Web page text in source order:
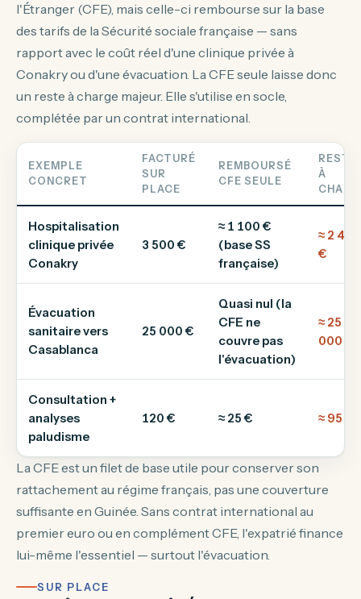
l'Étranger (CFE), mais celle-ci rembourse sur la base
des tarifs de la Sécurité sociale française — sans
rapport avec le coût réel d'une clinique privée à
Conakry ou d'une évacuation. La CFE seule laisse donc
un reste à charge majeur. Elle s'utilise en socle,
complétée par un contrat international.
EXEMPLE
CONCRET
FACTURÉ
SUR
PLACE
REMBOURSÉ
CFE SEULE
RESTE
À
Hospitalisation
clinique privée
Conakry
3 500 €
≈ 1 100 €
(base SS
française)
≈ 2 400
€
Évacuation
sanitaire vers
Casablanca
25 000 €
Quasi nul (la
CFE ne
couvre pas
l'évacuation)
≈ 25
000 €
Consultation +
analyses
paludisme
120 € ≈ 25 € ≈ 95 €
La CFE est un filet de base utile pour conserver son
rattachement au régime français, pas une couverture
suffisante en Guinée. Sans contrat international au
premier euro ou en complément CFE, l'expatrié finance
lui-même l'essentiel — surtout l'évacuation.
SUR PLACE